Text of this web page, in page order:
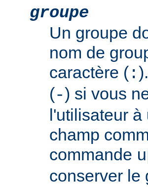
groupe
Un groupe
nom de
caractère ( :
(-) si vous
l'utilisateur
champ
commande
conserver le